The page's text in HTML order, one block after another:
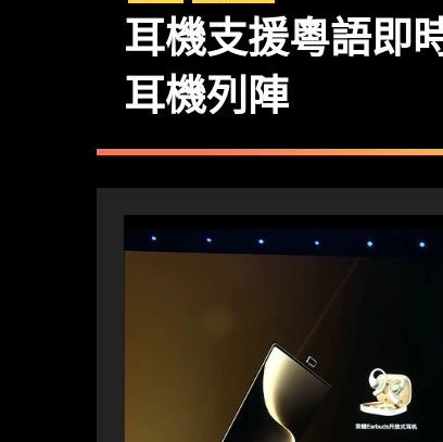
耳機支援粵語即
耳機列陣